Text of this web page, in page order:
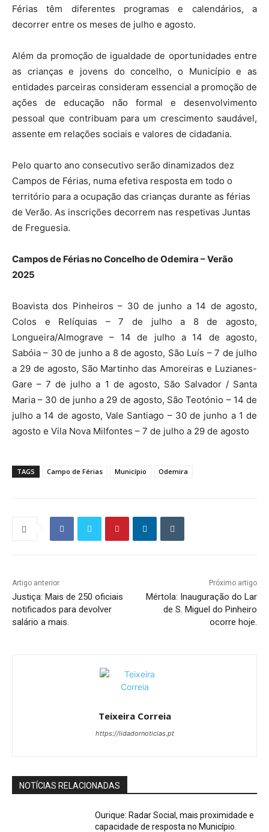
Férias têm diferentes programas e calendários, a
decorrer entre os meses de julho e agosto.
Além da promoção de igualdade de oportunidades entre
as crianças e jovens do concelho, o Município e as
entidades parceiras consideram essencial a promoção de
ações de educação não formal e desenvolvimento
pessoal que contribuam para um crescimento saudável,
assente em relações sociais e valores de cidadania.
Pelo quarto ano consecutivo serão dinamizados dez
Campos de Férias, numa efetiva resposta em todo o
território para a ocupação das crianças durante as férias
de Verão. As inscrições decorrem nas respetivas Juntas
de Freguesia.
Campos de Férias no Concelho de Odemira – Verão
2025
Boavista dos Pinheiros – 30 de junho a 14 de agosto,
Colos e Relíquias – 7 de julho a 8 de agosto,
Longueira/Almograve – 14 de julho a 14 de agosto,
Sabóia – 30 de junho a 8 de agosto, São Luís – 7 de julho
a 29 de agosto, São Martinho das Amoreiras e Luzianes-
Gare – 7 de julho a 1 de agosto, São Salvador / Santa
Maria – 30 de junho a 29 de agosto, São Teotónio – 14 de
julho a 14 de agosto, Vale Santiago – 30 de junho a 1 de
agosto e Vila Nova Milfontes – 7 de julho a 29 de agosto
TAGS Campo de Férias Município Odemira
Artigo anterior
Justiça: Mais de 250 oficiais
notificados para devolver
salário a mais.
Próximo artigo
Mértola: Inauguração do Lar
de S. Miguel do Pinheiro
ocorre hoje.
Teixeira Correia
https://lidadornoticias.pt
NOTÍCIAS RELACIONADAS
Ourique: Radar Social, mais proximidade e
capacidade de resposta no Município.